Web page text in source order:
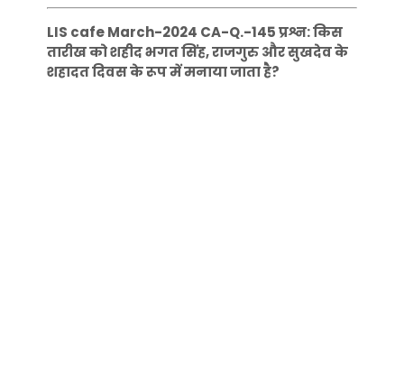
LIS cafe March-2024 CA-Q.-145 प्रश्न: किस
तारीख को शहीद भगत सिंह, राजगुरु और सुखदेव के
शहादत दिवस के रूप में मनाया जाता है?